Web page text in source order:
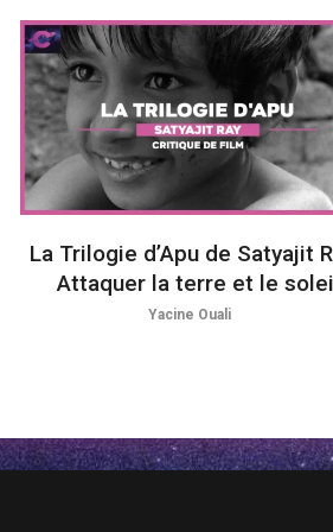
La Trilogie d’Apu de Satyajit
Attaquer la terre et le
Yacine Ouali